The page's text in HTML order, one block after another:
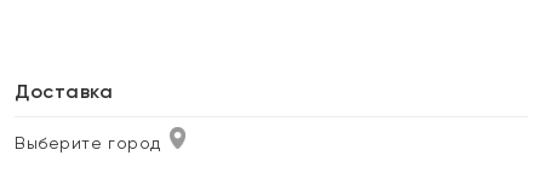
Доставка
Выберите город